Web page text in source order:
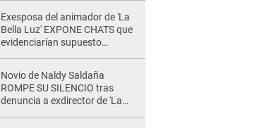
Exesposa del animador de 'La
Bella Luz' EXPONE CHATS que
evidenciarían supuesto
Novio de Naldy Saldaña
ROMPE SU SILENCIO tras
denuncia a exdirector de 'La